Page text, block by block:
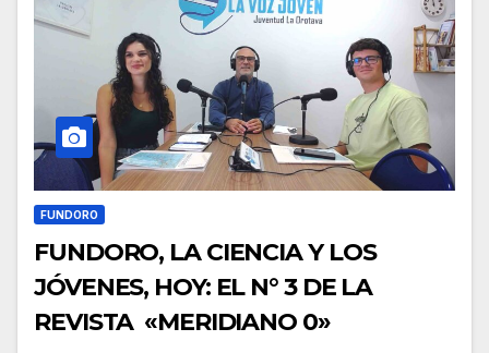
FUNDORO
FUNDORO, LA CIENCIA Y LOS
JÓVENES, HOY: EL N° 3 DE LA
REVISTA «MERIDIANO 0»